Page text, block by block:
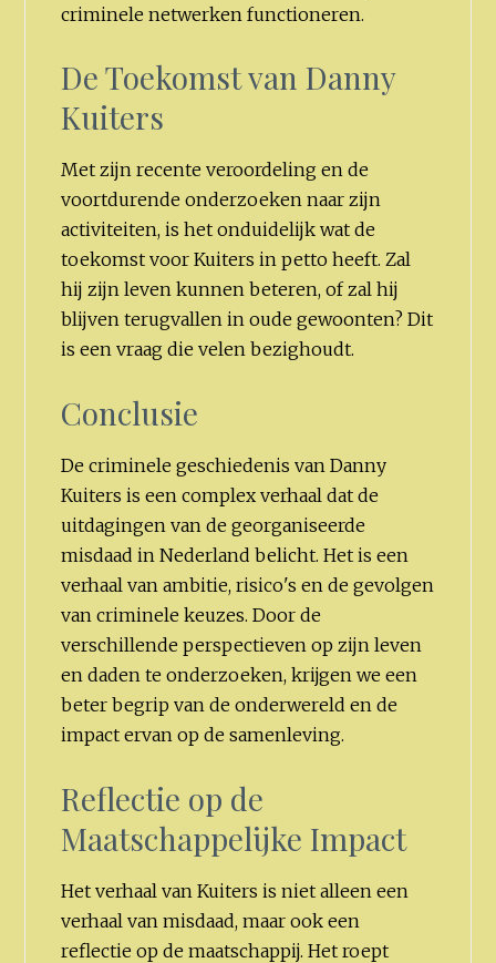
criminele netwerken functioneren.
De Toekomst van Danny
Kuiters
Met zijn recente veroordeling en de
voortdurende onderzoeken naar zijn
activiteiten, is het onduidelijk wat de
toekomst voor Kuiters in petto heeft. Zal
hij zijn leven kunnen beteren, of zal hij
blijven terugvallen in oude gewoonten? Dit
is een vraag die velen bezighoudt.
Conclusie
De criminele geschiedenis van Danny
Kuiters is een complex verhaal dat de
uitdagingen van de georganiseerde
misdaad in Nederland belicht. Het is een
verhaal van ambitie, risico's en de gevolgen
van criminele keuzes. Door de
verschillende perspectieven op zijn leven
en daden te onderzoeken, krijgen we een
beter begrip van de onderwereld en de
impact ervan op de samenleving.
Reflectie op de
Maatschappelijke Impact
Het verhaal van Kuiters is niet alleen een
verhaal van misdaad, maar ook een
reflectie op de maatschappij. Het roept